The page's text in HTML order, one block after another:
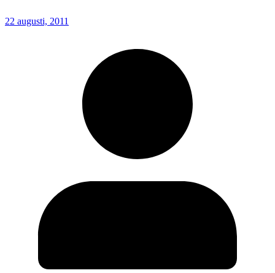
22 augusti, 2011